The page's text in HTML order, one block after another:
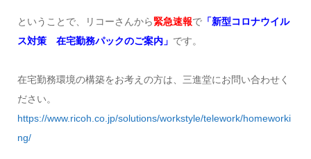
ということで、リコーさんから緊急速報で「新型コロナウイル
ス対策 在宅勤務パックのご案内」 です。
在宅勤務環境の構築をお考えの方は、三進堂にお問い合わせく
ださい。
https://www.ricoh.co.jp/solutions/workstyle/telework/homeworki
ng/